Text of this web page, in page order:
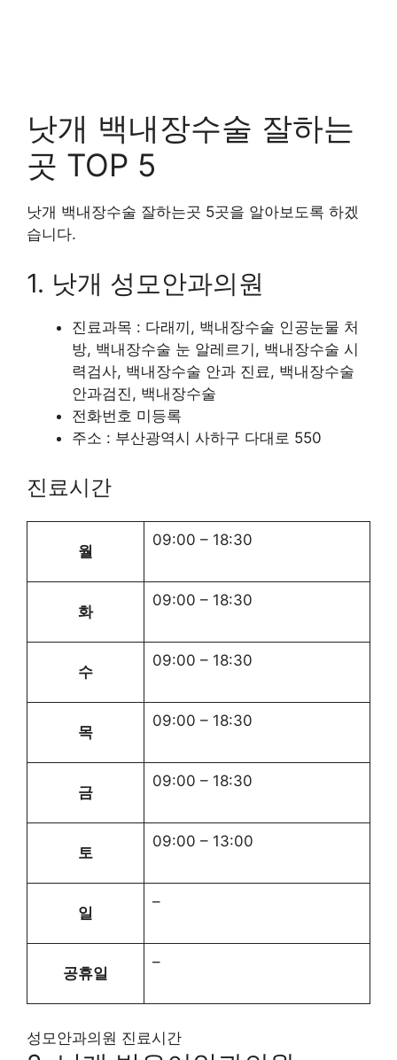
낫개 백내장수술 잘하는
곳 TOP 5
낫개 백내장수술 잘하는곳 5곳을 알아보도록 하겠
습니다.
1. 낫개 성모안과의원
진료과목 : 다래끼, 백내장수술 인공눈물 처
방, 백내장수술 눈 알레르기, 백내장수술 시
력검사, 백내장수술 안과 진료, 백내장수술
안과검진, 백내장수술
전화번호 미등록
주소 : 부산광역시 사하구 다대로 550
진료시간
월
09:00 – 18:30
화
09:00 – 18:30
수
09:00 – 18:30
목
09:00 – 18:30
금
09:00 – 18:30
토
09:00 – 13:00
일
–
공휴일
–
성모안과의원 진료시간